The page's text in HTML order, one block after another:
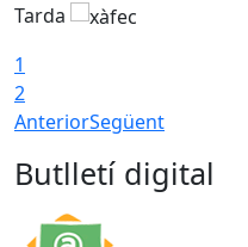
Tarda
1
2
AnteriorSegüent
Butlletí digital